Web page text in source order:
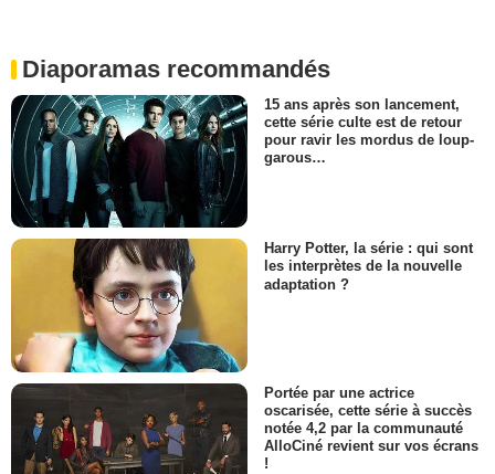
Diaporamas recommandés
15 ans après son lancement,
cette série culte est de retour
pour ravir les mordus de loup-
garous…
Harry Potter, la série : qui sont
les interprètes de la nouvelle
adaptation ?
Portée par une actrice
oscarisée, cette série à succès
notée 4,2 par la communauté
AlloCiné revient sur vos écrans
!